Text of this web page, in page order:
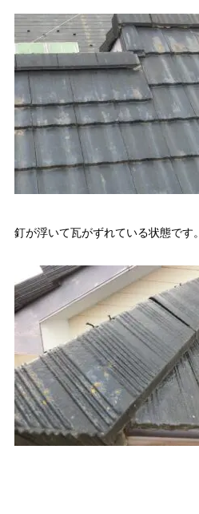
釘が浮いて瓦がずれている状態です。